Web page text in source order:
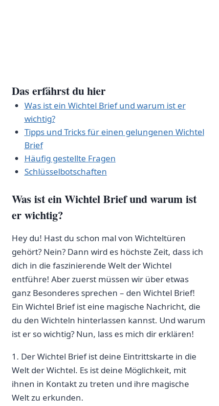
Das erfährst du hier
Was ist ein Wichtel Brief und warum ist er
wichtig?
Tipps und Tricks für einen gelungenen Wichtel
Brief
Häufig gestellte Fragen
Schlüsselbotschaften
Was ist ein Wichtel Brief und warum ist
er wichtig?
Hey du! Hast du schon mal von Wichteltüren
gehört? Nein? Dann wird es höchste Zeit, dass ich
dich in die faszinierende Welt der Wichtel
entführe! Aber zuerst müssen wir über etwas
ganz Besonderes sprechen – den Wichtel Brief!
Ein Wichtel Brief ist eine magische Nachricht, die
du den Wichteln hinterlassen kannst. Und warum
ist er so wichtig? Nun, lass es mich dir erklären!
1. Der Wichtel Brief ist deine Eintrittskarte in die
Welt der Wichtel. Es ist deine Möglichkeit, mit
ihnen in Kontakt zu treten und ihre magische
Welt zu erkunden.